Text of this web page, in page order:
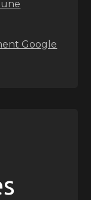
une
Google